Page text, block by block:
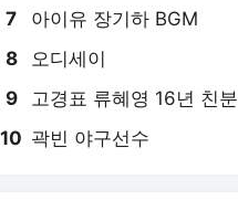
7 아이유 장기하 BGM
8 오디세이
9 고경표 류혜영 16년 친분
10 곽빈 야구선수